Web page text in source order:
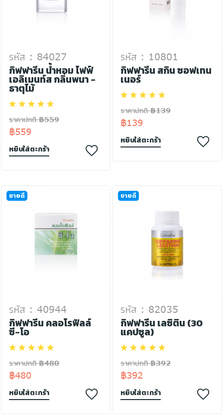
รหัส : 84027
กิฟฟารีน น้ำหอม ไฟฟ์
เอลิเมนท์ส กลิ่นพนา -
ธาตุไม้
ราคาปกติ ฿559
฿559
หยิบใส่ตะกร้า
รหัส : 10801
กิฟฟารีน สกิน ซอฟเทน
เนอร์
ราคาปกติ ฿139
฿139
หยิบใส่ตะกร้า
ขายดี
รหัส : 40944
กิฟฟารีน คลอโรฟิลล์
ซี-โอ
ราคาปกติ ฿480
฿480
หยิบใส่ตะกร้า
ขายดี
รหัส : 82035
กิฟฟารีน เลซิติน (30
แคปซูล)
ราคาปกติ ฿392
฿392
หยิบใส่ตะกร้า